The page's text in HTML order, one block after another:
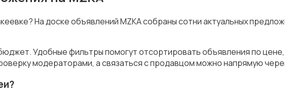
На доске объявлений MZKA собраны сотни актуальных
Удобные фильтры помогут отсортировать объявления по
модераторами, а связаться с продавцом можно напрямую